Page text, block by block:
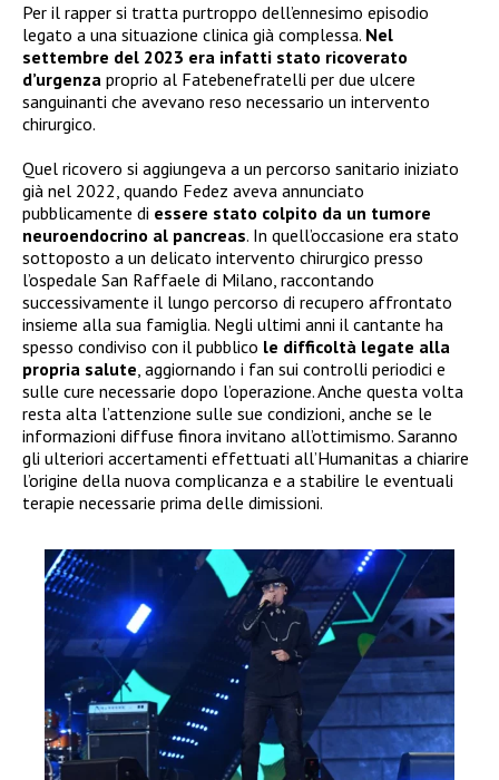
Per il rapper si tratta purtroppo dell’ennesimo episodio
legato a una situazione clinica già complessa. Nel
settembre del 2023 era infatti stato ricoverato
d’urgenza proprio al Fatebenefratelli per due ulcere
sanguinanti che avevano reso necessario un intervento
chirurgico.
Quel ricovero si aggiungeva a un percorso sanitario iniziato
già nel 2022, quando Fedez aveva annunciato
pubblicamente di essere stato colpito da un tumore
neuroendocrino al pancreas. In quell’occasione era stato
sottoposto a un delicato intervento chirurgico presso
l’ospedale San Raffaele di Milano, raccontando
successivamente il lungo percorso di recupero affrontato
insieme alla sua famiglia. Negli ultimi anni il cantante ha
spesso condiviso con il pubblico le difficoltà legate alla
propria salute, aggiornando i fan sui controlli periodici e
sulle cure necessarie dopo l’operazione. Anche questa volta
resta alta l’attenzione sulle sue condizioni, anche se le
informazioni diffuse finora invitano all’ottimismo. Saranno
gli ulteriori accertamenti effettuati all’Humanitas a chiarire
l’origine della nuova complicanza e a stabilire le eventuali
terapie necessarie prima delle dimissioni.